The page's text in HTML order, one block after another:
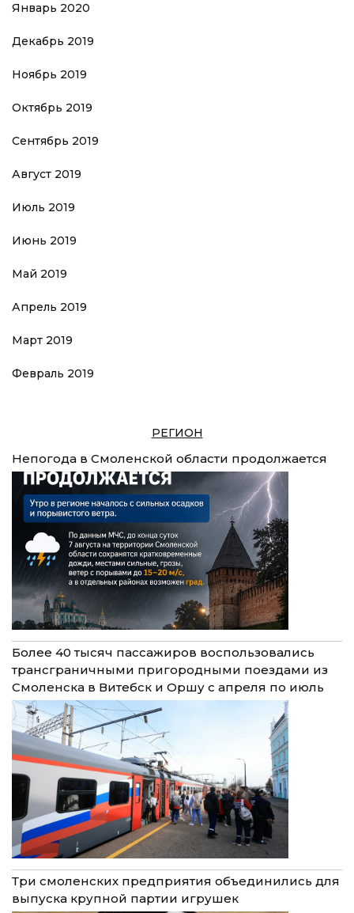
Январь 2020
Декабрь 2019
Ноябрь 2019
Октябрь 2019
Сентябрь 2019
Август 2019
Июль 2019
Июнь 2019
Май 2019
Апрель 2019
Март 2019
Февраль 2019
РЕГИОН
Непогода в Смоленской области продолжается
Более 40 тысяч пассажиров воспользовались
трансграничными пригородными поездами из
Смоленска в Витебск и Оршу с апреля по июль
Три смоленских предприятия объединились для
выпуска крупной партии игрушек